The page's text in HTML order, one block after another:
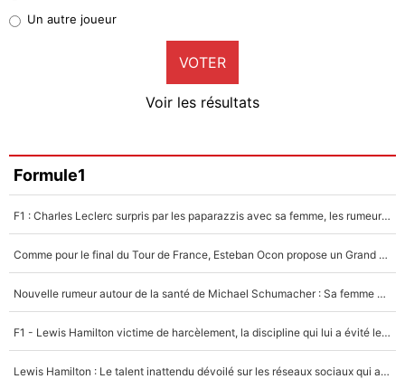
9%
Faris Moumbagna
4%
Un autre joueur
5%
Un autre joueur
VOTER
Voir les résultats
Formule1
F1 : Charles Leclerc surpris par les paparazzis avec sa femme, les rumeurs étaient vraies !
Comme pour le final du Tour de France, Esteban Ocon propose un Grand Prix de Formule 1 à Paris : «Autour de l’Arc de Triomphe, ce serait génial» !
Nouvelle rumeur autour de la santé de Michael Schumacher : Sa femme Corinna sort du silence
F1 - Lewis Hamilton victime de harcèlement, la discipline qui lui a évité le pire : «J'aurais probablement mal tourné»
Lewis Hamilton : Le talent inattendu dévoilé sur les réseaux sociaux qui a impressionné Kim Kardashian pendant leurs vacances en amoureux !